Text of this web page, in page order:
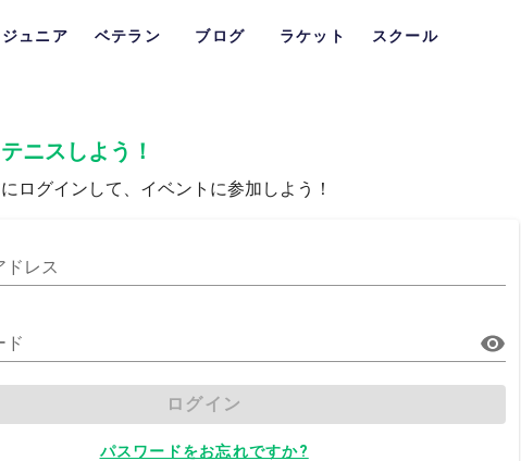
ジュニア ベテラン ブログ ラケット スクール
ニスしよう！
ログインして、イベントに参加しよう！
ドレス
ド
ログイン
パスワードをお忘れですか?